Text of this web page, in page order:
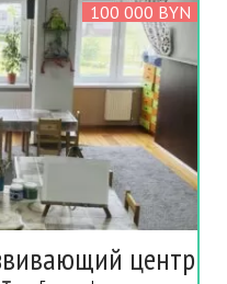
100 000 BYN
центр